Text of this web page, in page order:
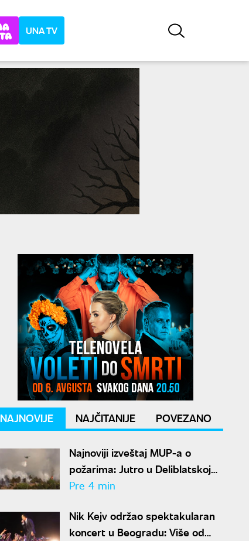
UNA TV
NAJNOVIJE NAJČITANIJE POVEZANO
Najnoviji izveštaj MUP-a o
požarima: Jutro u Deliblatskoj
peščari mirnije, helikopteri se
Pre 4 min
Nik Kejv održao spektakularan
koncert u Beogradu: Više od